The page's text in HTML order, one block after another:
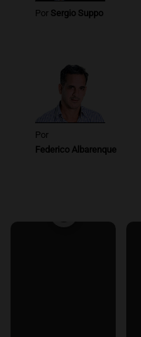
Por Sergio Suppo
Por
Federico Albarenque